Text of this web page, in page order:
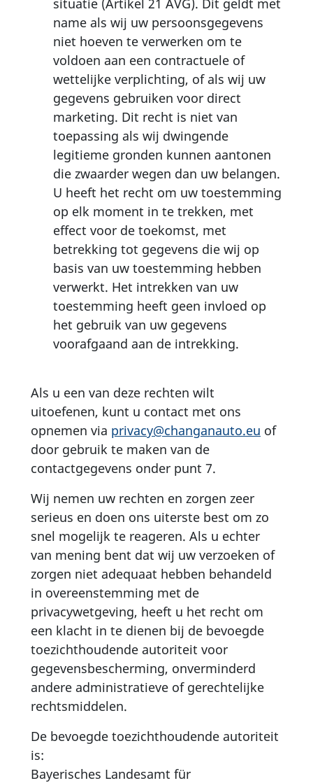
situatie (Artikel 21 AVG). Dit geldt met
name als wij uw persoonsgegevens
niet hoeven te verwerken om te
voldoen aan een contractuele of
wettelijke verplichting, of als wij uw
gegevens gebruiken voor direct
marketing. Dit recht is niet van
toepassing als wij dwingende
legitieme gronden kunnen aantonen
die zwaarder wegen dan uw belangen.
U heeft het recht om uw toestemming
op elk moment in te trekken, met
effect voor de toekomst, met
betrekking tot gegevens die wij op
basis van uw toestemming hebben
verwerkt. Het intrekken van uw
toestemming heeft geen invloed op
het gebruik van uw gegevens
voorafgaand aan de intrekking.
Als u een van deze rechten wilt
uitoefenen, kunt u contact met ons
opnemen via privacy@changanauto.eu of
door gebruik te maken van de
contactgegevens onder punt 7.
Wij nemen uw rechten en zorgen zeer
serieus en doen ons uiterste best om zo
snel mogelijk te reageren. Als u echter
van mening bent dat wij uw verzoeken of
zorgen niet adequaat hebben behandeld
in overeenstemming met de
privacywetgeving, heeft u het recht om
een klacht in te dienen bij de bevoegde
toezichthoudende autoriteit voor
gegevensbescherming, onverminderd
andere administratieve of gerechtelijke
rechtsmiddelen.
De bevoegde toezichthoudende autoriteit
is:
Bayerisches Landesamt für